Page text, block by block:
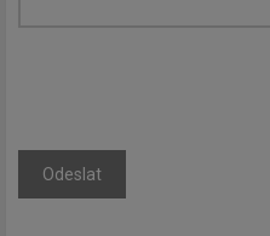
Odeslat